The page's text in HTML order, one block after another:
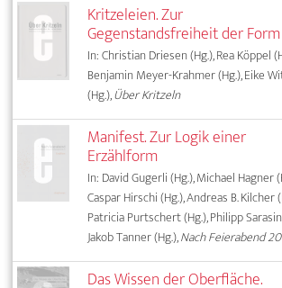
Kritzeleien. Zur
Gegenstandsfreiheit der Form
In: Christian Driesen (Hg.), Rea Köppel
Benjamin Meyer-Krahmer (Hg.), Eike
(Hg.),Über Kritzeln
Manifest. Zur Logik einer
Erzählform
In: David Gugerli (Hg.), Michael Hagner
Caspar Hirschi (Hg.), Andreas B. Kilcher
Patricia Purtschert (Hg.), Philipp
Jakob Tanner (Hg.),Nach Feierabend
Das Wissen der Oberfläche.